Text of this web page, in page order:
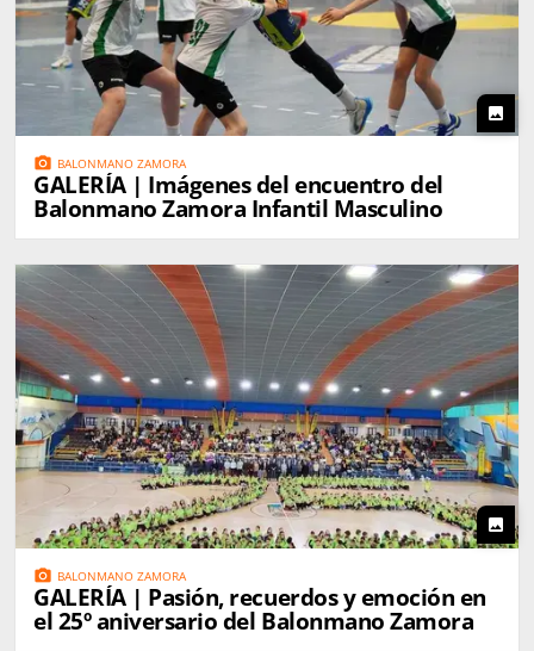
photo
photo_camera BALONMANO ZAMORA
GALERÍA | Imágenes del encuentro del
Balonmano Zamora Infantil Masculino
photo
photo_camera BALONMANO ZAMORA
GALERÍA | Pasión, recuerdos y emoción en
el 25º aniversario del Balonmano Zamora